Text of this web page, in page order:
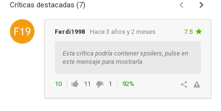
Críticas destacadas (7)
Ferdi1998 Hace 3 años y 2 meses 7.5
Esta crítica podría contener spoilers, pulse en
este mensaje para mostrarla
10 11 1
92%